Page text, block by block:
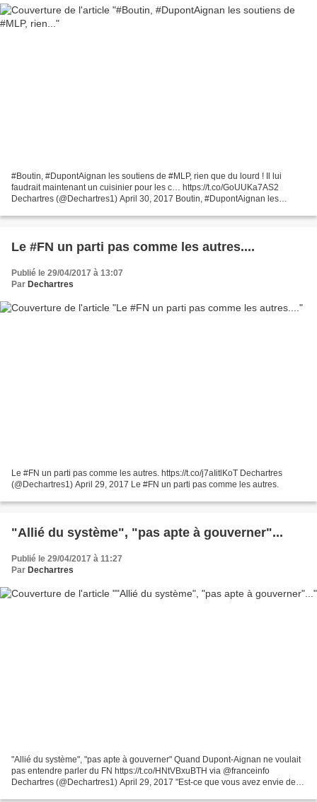
#Boutin, #DupontAignan les soutiens de #MLP, rien que du lourd ! Il lui
faudrait maintenant un cuisinier pour les c… https://t.co/GoUUKa7AS2
Dechartres (@Dechartres1) April 30, 2017 Boutin, #DupontAignan les
Le #FN un parti pas comme les autres....
Publié le 29/04/2017 à 13:07
Par Dechartres
Le #FN un parti pas comme les autres. https://t.co/j7aIitlKoT Dechartres
(@Dechartres1) April 29, 2017 Le #FN un parti pas comme les autres.
"Allié du système", "pas apte à gouverner"...
Publié le 29/04/2017 à 11:27
Par Dechartres
"Allié du système", "pas apte à gouverner" Quand Dupont-Aignan ne voulait
pas entendre parler du FN https://t.co/HNtVBxuBTH via @franceinfo
Dechartres (@Dechartres1) April 29, 2017 "Est-ce que vous avez envie de